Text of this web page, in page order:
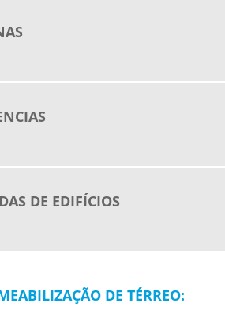
DE EDIFÍCIOS
DE TÉRREO: